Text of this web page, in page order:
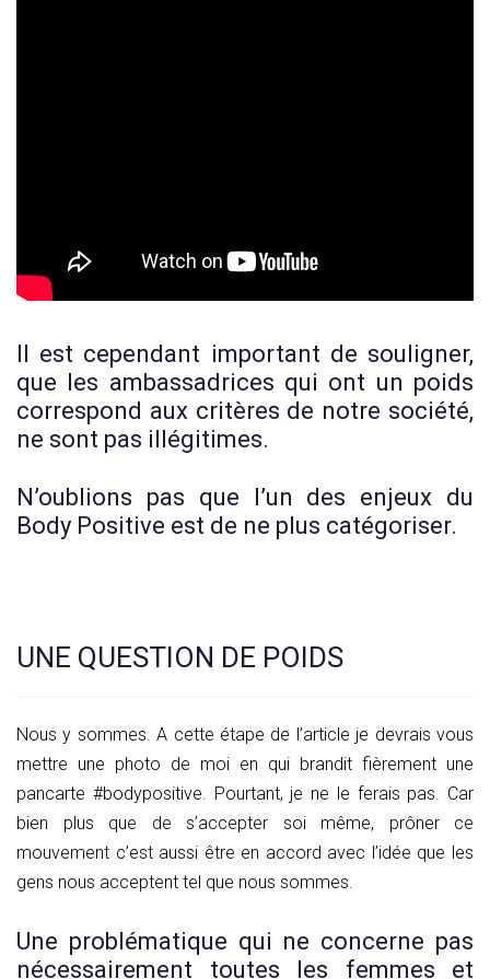
Il est cependant important de souligner,
que les ambassadrices qui ont un poids
correspond aux critères de notre société,
ne sont pas illégitimes.
N’oublions pas que l’un des enjeux du
Body Positive est de ne plus catégoriser.
UNE QUESTION DE POIDS
Nous y sommes. A cette étape de l’article je devrais vous
mettre une photo de moi en qui brandit fièrement une
pancarte #bodypositive. Pourtant, je ne le ferais pas. Car
bien plus que de s’accepter soi même, prôner ce
mouvement c’est aussi être en accord avec l’idée que les
gens nous acceptent tel que nous sommes.
Une problématique qui ne concerne pas
nécessairement toutes les femmes et